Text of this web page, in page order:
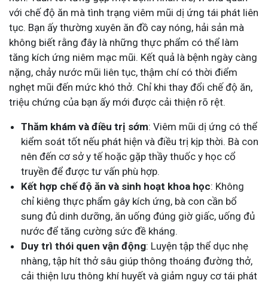
với chế độ ăn mà tình trạng viêm mũi dị ứng tái phát liên
tục. Bạn ấy thường xuyên ăn đồ cay nóng, hải sản mà
không biết rằng đây là những thực phẩm có thể làm
tăng kích ứng niêm mạc mũi. Kết quả là bệnh ngày càng
nặng, chảy nước mũi liên tục, thậm chí có thời điểm
nghẹt mũi đến mức khó thở. Chỉ khi thay đổi chế độ ăn,
triệu chứng của bạn ấy mới được cải thiện rõ rệt.
Thăm khám và điều trị sớm: Viêm mũi dị ứng có thể
kiểm soát tốt nếu phát hiện và điều trị kịp thời. Bà con
nên đến cơ sở y tế hoặc gặp thầy thuốc y học cổ
truyền để được tư vấn phù hợp.
Kết hợp chế độ ăn và sinh hoạt khoa học: Không
chỉ kiêng thực phẩm gây kích ứng, bà con cần bổ
sung đủ dinh dưỡng, ăn uống đúng giờ giấc, uống đủ
nước để tăng cường sức đề kháng.
Duy trì thói quen vận động: Luyện tập thể dục nhẹ
nhàng, tập hít thở sâu giúp thông thoáng đường thở,
cải thiện lưu thông khí huyết và giảm nguy cơ tái phát